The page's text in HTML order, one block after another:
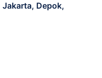
Depok,